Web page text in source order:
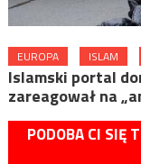
EUROPA ISLAM
Islamski portal
zareagował na
PODOBA CI SIĘ